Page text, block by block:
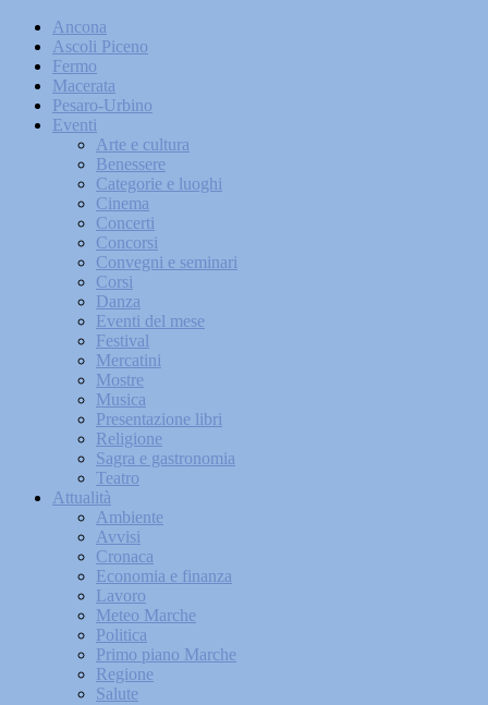
Ancona
Ascoli Piceno
Fermo
Macerata
Pesaro-Urbino
Eventi
Arte e cultura
Benessere
Categorie e luoghi
Cinema
Concerti
Concorsi
Convegni e seminari
Corsi
Danza
Eventi del mese
Festival
Mercatini
Mostre
Musica
Presentazione libri
Religione
Sagra e gastronomia
Teatro
Attualità
Ambiente
Avvisi
Cronaca
Economia e finanza
Lavoro
Meteo Marche
Politica
Primo piano Marche
Regione
Salute